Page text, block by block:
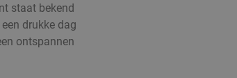
staat bekend
drukke dag
ontspannen